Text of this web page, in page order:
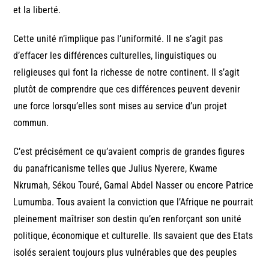
et la liberté.
Cette unité n’implique pas l’uniformité. Il ne s’agit pas
d’effacer les différences culturelles, linguistiques ou
religieuses qui font la richesse de notre continent. Il s’agit
plutôt de comprendre que ces différences peuvent devenir
une force lorsqu’elles sont mises au service d’un projet
commun.
C’est précisément ce qu’avaient compris de grandes figures
du panafricanisme telles que Julius Nyerere, Kwame
Nkrumah, Sékou Touré, Gamal Abdel Nasser ou encore Patrice
Lumumba. Tous avaient la conviction que l’Afrique ne pourrait
pleinement maîtriser son destin qu’en renforçant son unité
politique, économique et culturelle. Ils savaient que des Etats
isolés seraient toujours plus vulnérables que des peuples